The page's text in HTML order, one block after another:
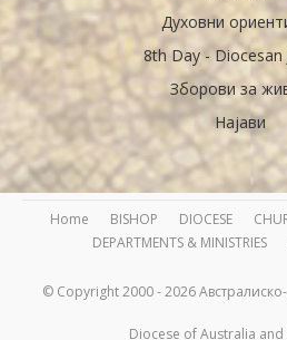
Духовни
8th Day - Diocesan
Зборови за
Најави
Home BISHOP DIOCESE
DEPARTMENTS & MINISTRIES
© Copyright 2000 - 2026
Diocese of Australia